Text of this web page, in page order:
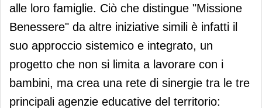
alle loro famiglie. Ciò che distingue "Missione
Benessere" da altre iniziative simili è infatti il
suo approccio sistemico e integrato, un
progetto che non si limita a lavorare con i
bambini, ma crea una rete di sinergie tra le tre
principali agenzie educative del territorio: